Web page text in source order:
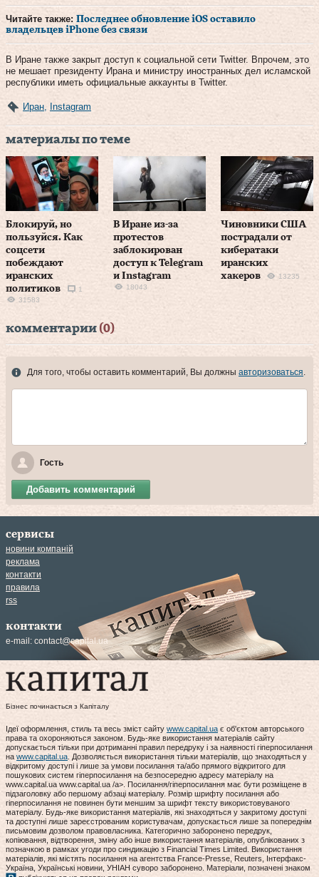
Читайте также: Последнее обновление iOS оставило
владельцев iPhone без связи
В Иране также закрыт доступ к социальной сети Twitter. Впрочем, это
не мешает президенту Ирана и министру иностранных дел исламской
республики иметь официальные аккаунты в Twitter.
Иран Instagram
материалы по теме
Блокируй, но
пользуйся. Как
соцсети
побеждают
иранских
политиков
1
31583
В Иране из-за
протестов
заблокирован
доступ к Telegram
и Instagram
18043
Чиновники США
пострадали от
кибератаки
иранских
хакеров
13235
комментарии (0)
Для того, чтобы оставить комментарий, Вы должны авторизоваться.
Гость
Добавить комментарий
сервисы
новини компаній
реклама
контакти
правила
rss
контакти
e-mail: contact@capital.ua
Бізнес починається з Капіталу
Ідеї оформлення, стиль та весь зміст сайту www.capital.uaє об'єктом авторського
права та охороняються законом. Будь-яке використання матеріалів сайту
допускається тільки при дотриманні правил передруку і за наявності гіперпосилання
на www.capital.ua. Дозволяється використання тільки матеріалів, що знаходяться у
відкритому доступі і лише за умови посилання та/або прямого відкритого для
пошукових систем гіперпосилання на безпосередню адресу матеріалу на
www.capital.ua www.capital.ua /a>. Посилання/гіперпосилання має бути розміщене в
підзаголовку або першому абзаці матеріалу. Розмір шрифту посилання або
гіперпосилання не повинен бути меншим за шрифт тексту використовуваного
матеріалу. Будь-яке використання матеріалів, які знаходяться у закритому доступі
та доступні лише зареєстрованим користувачам, допускається лише за попереднім
письмовим дозволом правовласника. Категорично заборонено передрук,
копіювання, відтворення, зміну або інше використання матеріалів, опублікованих з
позначкою в рамках угоди про синдикацію з Financial Times Limited. Використання
матеріалів, які містять посилання на агентства France-Presse, Reuters, Інтерфакс-
Україна, Українські новини, УНІАН суворо заборонено. Матеріали, позначені знаком